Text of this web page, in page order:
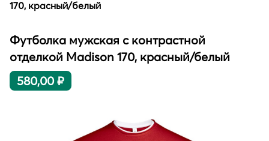
170, красный/белый
Футболка мужская с контрастной
отделкой Madison 170, красный/белый
580,00 ₽